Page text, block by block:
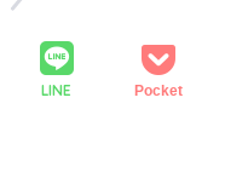
LINE Pocket